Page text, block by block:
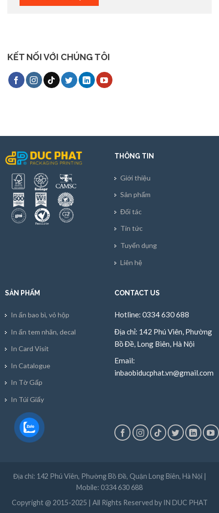
KẾT NỐI VỚI CHÚNG TÔI
THÔNG TIN
Giới thiệu
Sản phẩm
Đối tác
Tin tức
Tuyển dụng
Liên hệ
SẢN PHẨM
In ấn bao bì, vỏ hộp
In ấn tem nhãn, decal
In Card Visit
In Catalogue
In Tờ Gấp
In Túi Giấy
CONTACT US
Hotline: 0334 630 688
Địa chỉ: 142 Phú Viên, Phường
Bồ Đề, Long Biên, Hà Nội
Email:
inbaobiducphat.vn@gmail.com
Địa chỉ: 142 Phú Viên, Phường Bồ Đề, Quận Long Biên, Hà Nội |
Mobile: 0334 630 688
Copyright @ 2015-2025 | All Rights Reserved by IN DUC PHAT